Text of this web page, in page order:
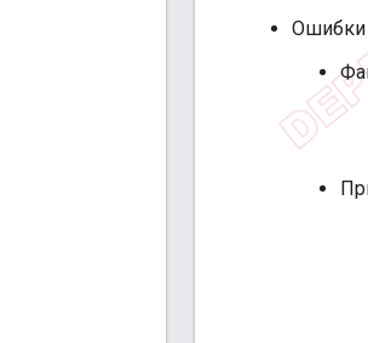
Ошибки